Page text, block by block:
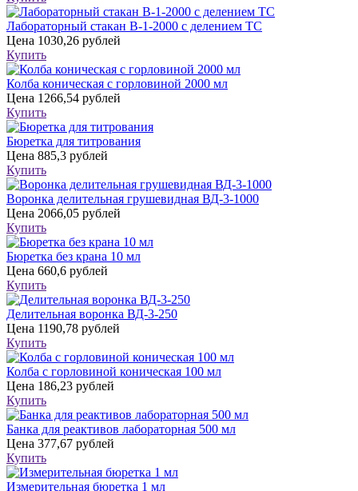
Лабораторный стакан В-1-2000 с делением ТС
Цена 1030,26 рублей
Купить
Колба коническая с горловиной 2000 мл
Цена 1266,54 рублей
Купить
Бюретка для титрования
Цена 885,3 рублей
Купить
Воронка делительная грушевидная ВД-3-1000
Цена 2066,05 рублей
Купить
Бюретка без крана 10 мл
Цена 660,6 рублей
Купить
Делительная воронка ВД-3-250
Цена 1190,78 рублей
Купить
Колба с горловиной коническая 100 мл
Цена 186,23 рублей
Купить
Банка для реактивов лабораторная 500 мл
Цена 377,67 рублей
Купить
Измерительная бюретка 1 мл